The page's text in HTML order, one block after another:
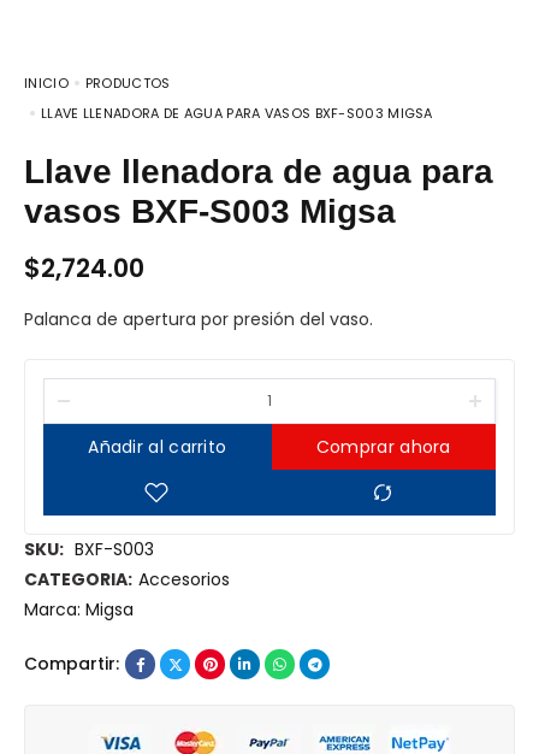
INICIO
PRODUCTOS
LLAVE LLENADORA DE AGUA PARA VASOS BXF-S003 MIGSA
Llave llenadora de agua para
vasos BXF-S003 Migsa
$2,724.00
Palanca de apertura por presión del vaso.
Añadir al carrito Comprar ahora
SKU: BXF-S003
CATEGORIA: Accesorios
Marca: Migsa
Compartir: